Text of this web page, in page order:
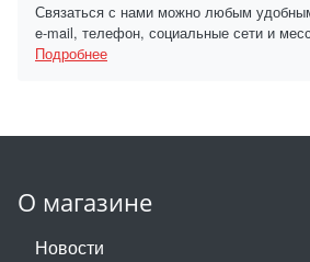
Связаться с нами можно любым
e-mail, телефон, социальные сети и
Подробнее
О магазине
Новости